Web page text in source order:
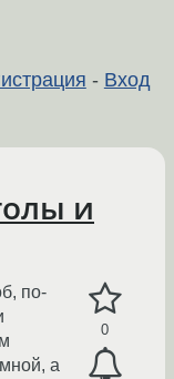
- Вход
и
0
по-
а